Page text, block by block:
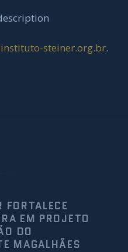
steiner.org.br.
EM PROJETO
DO
MAGALHÃES